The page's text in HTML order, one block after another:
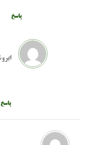
ابروش |03/03/2015 در 13:35